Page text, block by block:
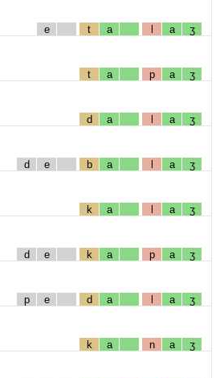
e t a l a ʒ
t a p a ʒ
d a l a ʒ
d e b a l a ʒ
k a l a ʒ
d e k a p a ʒ
p e d a l a ʒ
k a n a ʒ